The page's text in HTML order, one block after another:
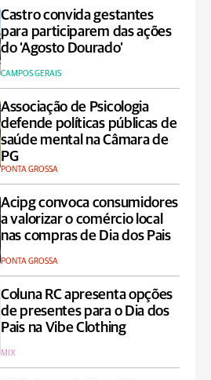
Castro convida gestantes
para participarem das ações
do ‘Agosto Dourado’
CAMPOS GERAIS
Associação de Psicologia
defende políticas públicas de
saúde mental na Câmara de
PG
PONTA GROSSA
Acipg convoca consumidores
a valorizar o comércio local
nas compras de Dia dos Pais
PONTA GROSSA
Coluna RC apresenta opções
de presentes para o Dia dos
Pais na Vibe Clothing
MIX